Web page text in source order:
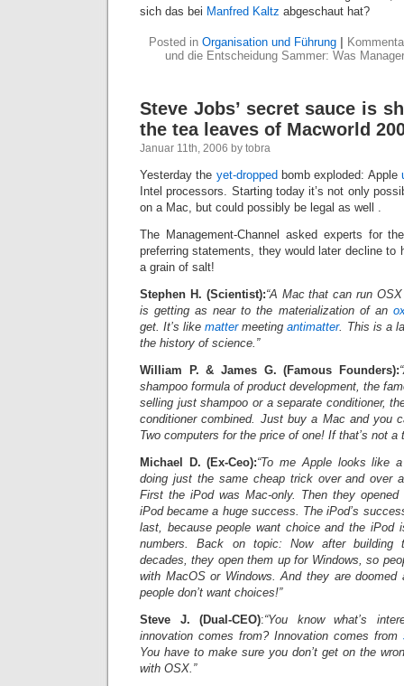
sich das bei Manfred Kaltz abgeschaut hat?
Posted in Organisation und Führung
und die Entscheidung Sammer: Was
Steve Jobs’ secret sauce is
the tea leaves of Macworld
Januar 11th, 2006 by tobra
Yesterday the yet-dropped bomb exploded: Apple
Intel processors. Starting today it’s not only
on a Mac, but could possibly be legal as well .
The Management-Channel asked experts for
preferring statements, they would later decline to
a grain of salt!
Stephen H. (Scientist):“A Mac that can run
is getting as near to the materialization of an
get. It’s likemattermeetingantimatter. This is a
the history of science.”
William P. & James G. (Famous Founders):
shampoo formula of product development, the
selling just shampoo or a separate conditioner,
conditioner combined. Just buy a Mac and you
Two computers for the price of one! If that’s not a
Michael D. (Ex-Ceo):“To me Apple looks like a
doing just the same cheap trick over and over
First the iPod was Mac-only. Then they
iPod became a huge success. The iPod’s
last, because people want choice and the iPod
numbers. Back on topic: Now after building
decades, they open them up for Windows, so
with MacOS or Windows. And they are
people don’t want choices!”
Steve J. (Dual-CEO):“You know what’s
innovation comes from? Innovation comes from
You have to make sure you don’t get on the
with OSX.”